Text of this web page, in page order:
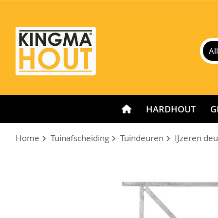
HARDHOUT
Home Tuinafscheiding Tuindeuren IJzeren